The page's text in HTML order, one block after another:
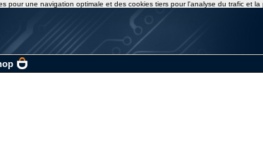
pour une navigation optimale et des cookies tiers pour l'analyse du trafic et la